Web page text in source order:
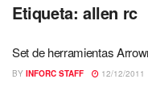
Etiqueta: allen rc
Set de herramientas
BY INFORC STAFF 12/12/2011